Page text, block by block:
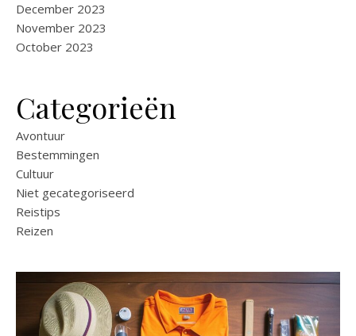
December 2023
November 2023
October 2023
Categorieën
Avontuur
Bestemmingen
Cultuur
Niet gecategoriseerd
Reistips
Reizen